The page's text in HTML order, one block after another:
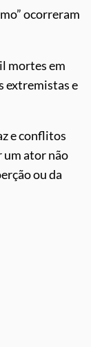
ocorreram
mortes em
extremistas e
e conflitos
um ator não
ou da